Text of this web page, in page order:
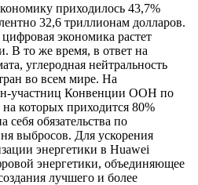
приходилось 43,7%
32,6 триллионам долларов.
экономика растет
В то же время, в ответ на
углеродная нейтральность
во всем мире. На
участниц Конвенции ООН по
которых приходится 80%
обязательства по
выбросов. Для ускорения
энергетики в Huawei
энергетики, объединяющее
лучшего и более